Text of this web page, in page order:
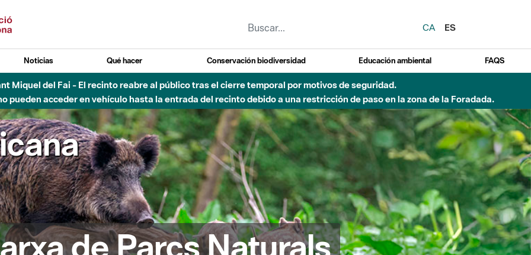
CA
ES
Noticias Qué hacer Conservación biodiversidad Educación ambiental FAQS
- Afectaciones en el cauce del Parque Fluvial del Besòs debido a obras de construcción de una pasarela sobre el río
de Parcs Naturals